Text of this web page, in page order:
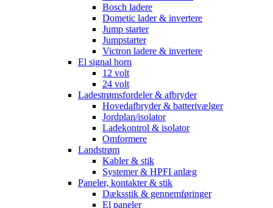
Bosch ladere
Dometic lader & invertere
Jump starter
Jumpstarter
Victron ladere & invertere
El signal horn
12 volt
24 volt
Ladestrømsfordeler & afbryder
Hovedafbryder & batterivælger
Jordplan/isolator
Ladekontrol & isolator
Omformere
Landstrøm
Kabler & stik
Systemer & HPFI anlæg
Paneler, kontakter & stik
Dæksstik & gennemføringer
El paneler